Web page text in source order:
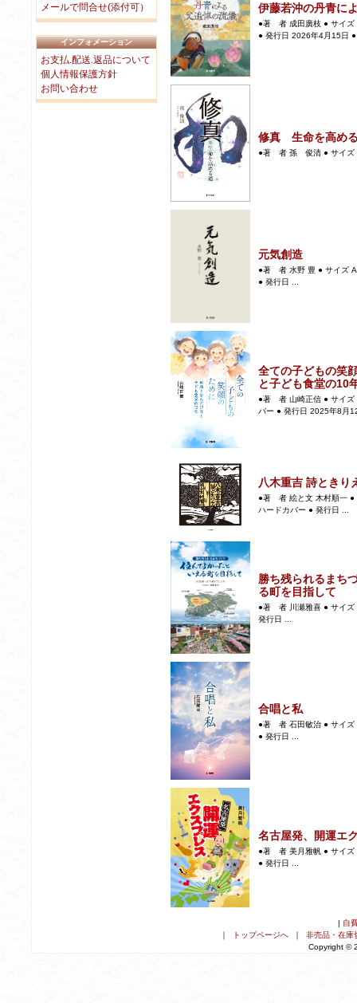
メールで問合せ(添付可）
インフォメーション
お支払.配送.返品について
個人情報保護方針
お問い合わせ
伊藤若沖の丹青に
●著 者 成田廣枝 ● サイズ
● 発行日 2026年4月15日
修真 生命を高め
●著 者 孫 俊清 ● サイズ
元気創造
●著 者 水野 豊 ● サイズ
● 発行日 ...
全ての子どもの笑
と子ども食堂の10
●著 者 山崎正信 ● サイズ
バー ● 発行日 2025年8月
八木重吉 詩ときり
●著 者 絵と文 木村順一 ●
ハードカバー ● 発行日 ...
勝ち残られるまち
る町を目指して
●著 者 川瀬雅喜 ● サイズ
発行日 ...
合唱と私
●著 者 石田敏治 ● サイズ
● 発行日 ...
名古屋発、開運エ
●著 者 美月雅帆 ● サイズ
● 発行日 ...
自
トップページへ｜ 非売品・在庫
Copyright ©